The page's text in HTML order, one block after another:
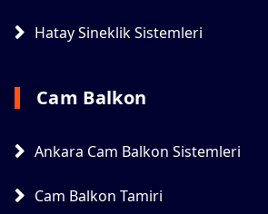
Hatay Sineklik Sistemleri
Cam Balkon
Ankara Cam Balkon Sistemleri
Cam Balkon Tamiri